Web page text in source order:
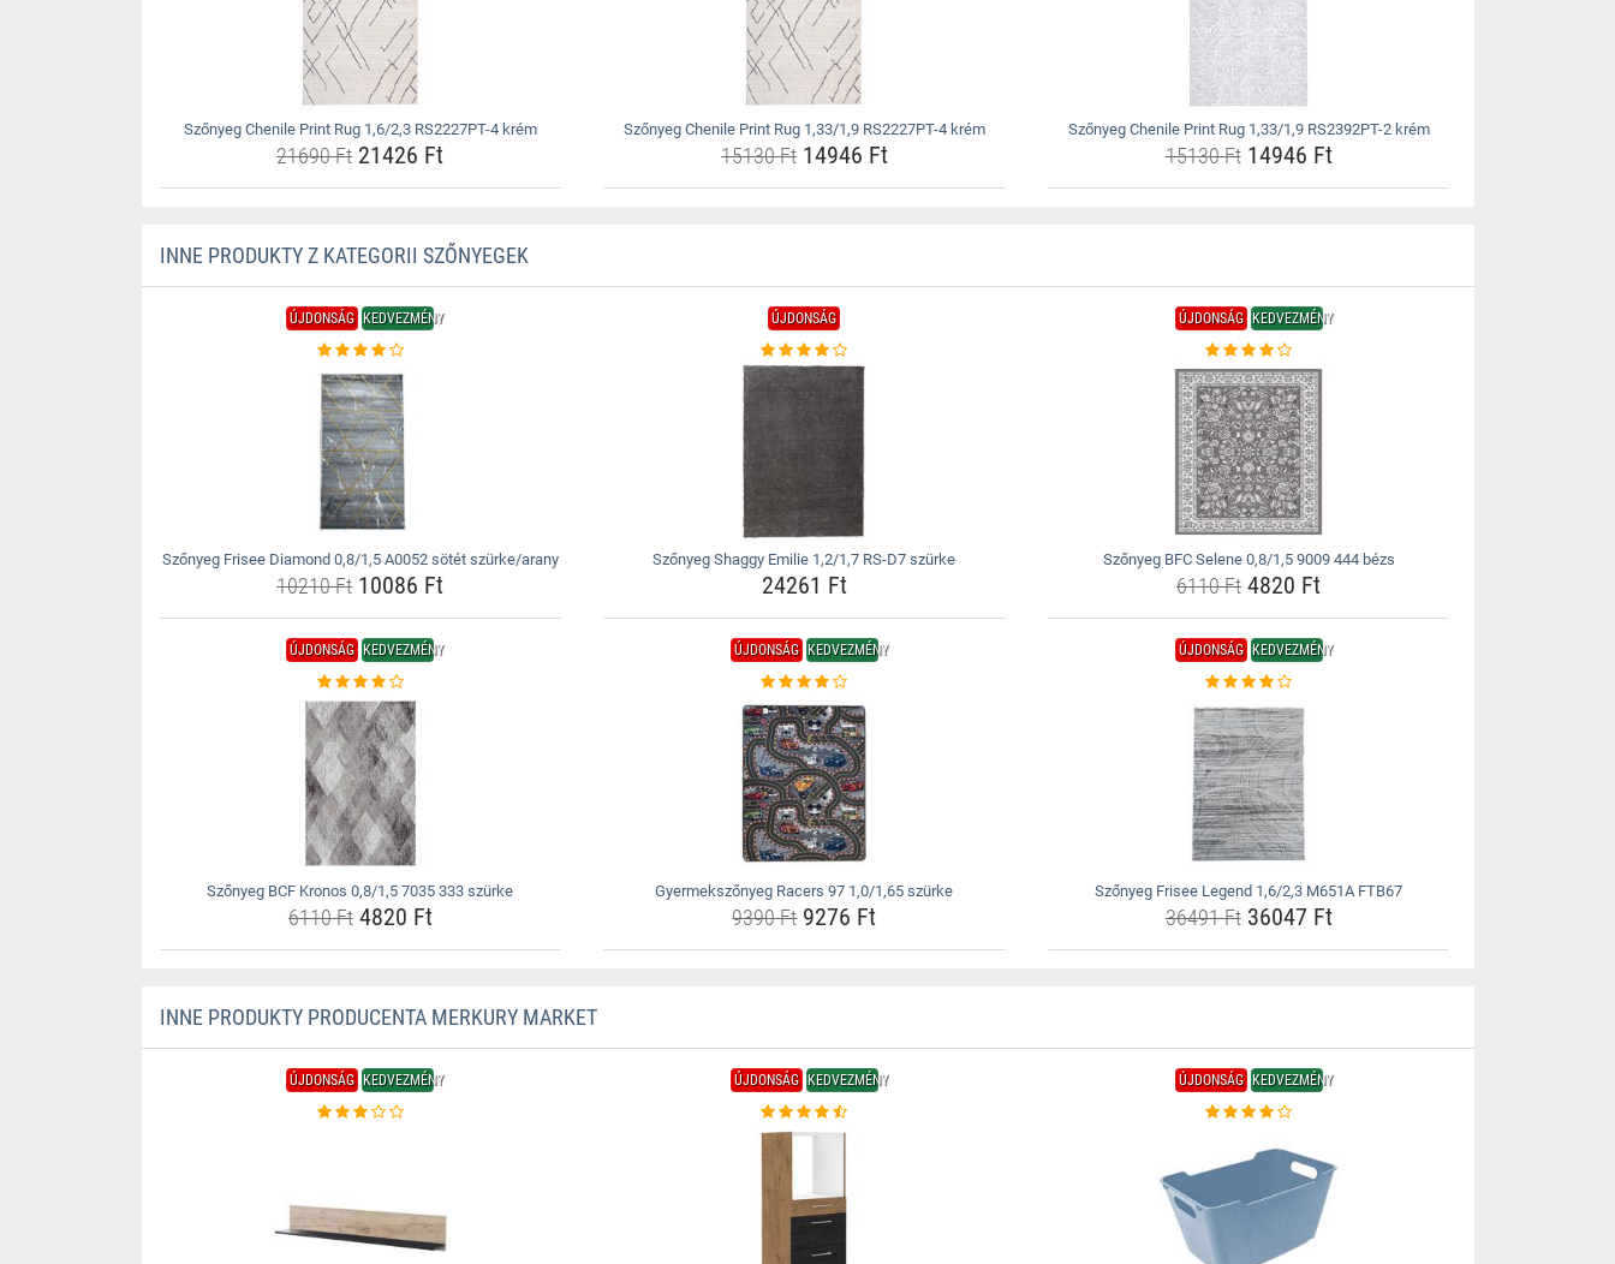
Szőnyeg Chenile Print Rug 1,6/2,3 RS2227PT-4 krém
21690 Ft21426 Ft
Szőnyeg Chenile Print Rug 1,33/1,9 RS2227PT-4 krém
15130 Ft14946 Ft
Szőnyeg Chenile Print Rug 1,33/1,9 RS2392PT-2 krém
15130 Ft14946 Ft
INNE PRODUKTY Z KATEGORII SZŐNYEGEK
ÚJDONSÁG KEDVEZMÉNY
Szőnyeg Frisee Diamond 0,8/1,5 A0052 sötét szürke/arany
10210 Ft10086 Ft
ÚJDONSÁG
Szőnyeg Shaggy Emilie 1,2/1,7 RS-D7 szürke
24261 Ft
ÚJDONSÁG KEDVEZMÉNY
Szőnyeg BFC Selene 0,8/1,5 9009 444 bézs
6110 Ft 4820 Ft
ÚJDONSÁG KEDVEZMÉNY
Szőnyeg BCF Kronos 0,8/1,5 7035 333 szürke
6110 Ft4820 Ft
ÚJDONSÁG KEDVEZMÉNY
Gyermekszőnyeg Racers 97 1,0/1,65 szürke
9390 Ft9276 Ft
ÚJDONSÁG KEDVEZMÉNY
Szőnyeg Frisee Legend 1,6/2,3 M651A FTB67
36491 Ft36047 Ft
INNE PRODUKTY PRODUCENTA MERKURY MARKET
ÚJDONSÁG KEDVEZMÉNY ÚJDONSÁG KEDVEZMÉNY ÚJDONSÁG KEDVEZMÉNY